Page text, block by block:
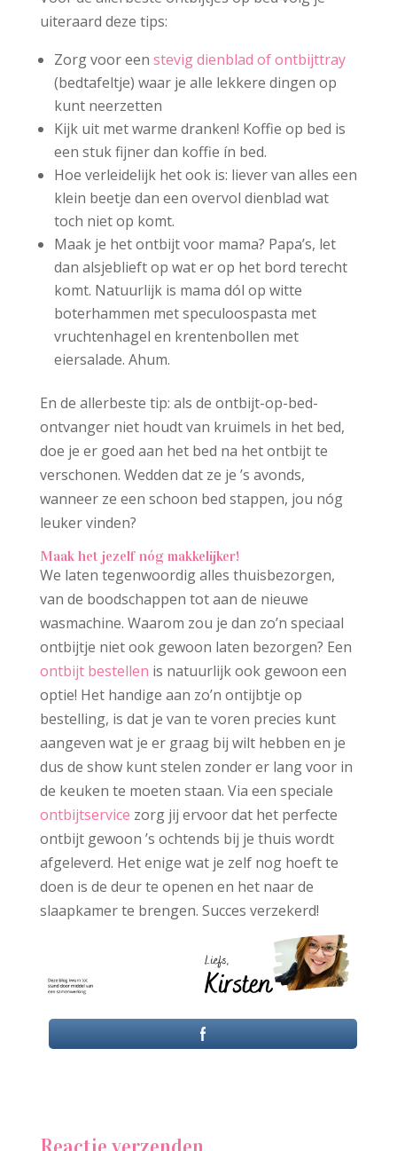
uiteraard deze tips:
Zorg voor een stevig dienblad of ontbijttray
(bedtafeltje) waar je alle lekkere dingen op
kunt neerzetten
Kijk uit met warme dranken! Koffie op bed is
een stuk fijner dan koffie ín bed.
Hoe verleidelijk het ook is: liever van alles een
klein beetje dan een overvol dienblad wat
toch niet op komt.
Maak je het ontbijt voor mama? Papa’s, let
dan alsjeblieft op wat er op het bord terecht
komt. Natuurlijk is mama dól op witte
boterhammen met speculoospasta met
vruchtenhagel en krentenbollen met
eiersalade. Ahum.
En de allerbeste tip: als de ontbijt-op-bed-
ontvanger niet houdt van kruimels in het bed,
doe je er goed aan het bed na het ontbijt te
verschonen. Wedden dat ze je ’s avonds,
wanneer ze een schoon bed stappen, jou nóg
leuker vinden?
Maak het jezelf nóg makkelijker!
We laten tegenwoordig alles thuisbezorgen,
van de boodschappen tot aan de nieuwe
wasmachine. Waarom zou je dan zo’n speciaal
ontbijtje niet ook gewoon laten bezorgen? Een
ontbijt bestellen is natuurlijk ook gewoon een
optie! Het handige aan zo’n ontijbtje op
bestelling, is dat je van te voren precies kunt
aangeven wat je er graag bij wilt hebben en je
dus de show kunt stelen zonder er lang voor in
de keuken te moeten staan. Via een speciale
ontbijtservice zorg jij ervoor dat het perfecte
ontbijt gewoon ’s ochtends bij je thuis wordt
afgeleverd. Het enige wat je zelf nog hoeft te
doen is de deur te openen en het naar de
slaapkamer te brengen. Succes verzekerd!